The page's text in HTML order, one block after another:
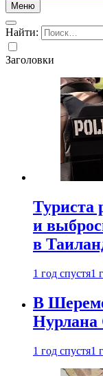
Меню
Найти:
Заголовки
Туриста
и
в
1 год спустя1
В
Нурлана
1 год спустя1